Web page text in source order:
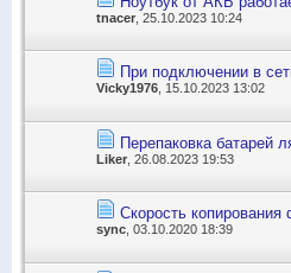
tnacer , 25.10.2023 10:24
При подключении в
Vicky1976 , 15.10.2023 13:02
Перепаковка батарей
Liker , 26.08.2023 19:53
Скорость
sync , 03.10.2020 18:39